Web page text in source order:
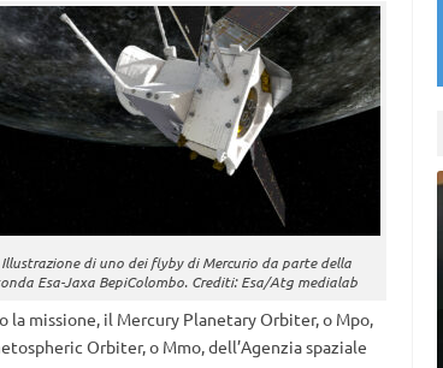
Illustrazione di uno dei flyby di Mercurio da parte della
Esa-Jaxa BepiColombo. Crediti: Esa/Atg medialab
la missione, il Mercury Planetary Orbiter, o Mpo,
Orbiter, o Mmo, dell’Agenzia spaziale